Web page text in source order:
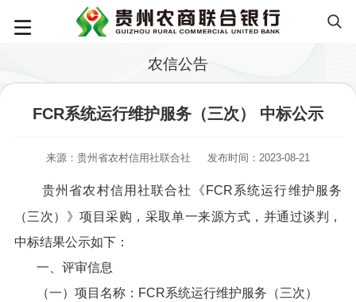
农信公告
FCR系统运行维护服务（三次） 中标公示
来源：贵州省农村信用社联合社 发布时间：2023-08-21
贵州省农村信用社联合社《FCR系统运行维护服务
（三次）》项目采购，采取单一来源方式，并通过谈判，
中标结果公示如下：
一、评审信息
（一）项目名称：FCR系统运行维护服务（三次）